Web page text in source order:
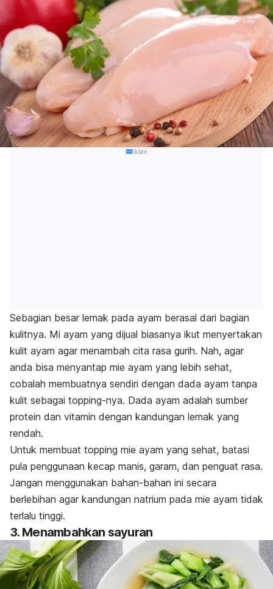
Iklan
Sebagian besar lemak pada ayam berasal dari bagian
kulitnya. Mi ayam yang dijual biasanya ikut menyertakan
kulit ayam agar menambah cita rasa gurih. Nah, agar
anda bisa menyantap mie ayam yang lebih sehat,
cobalah membuatnya sendiri dengan dada ayam tanpa
kulit sebagai topping-nya. Dada ayam adalah sumber
protein dan vitamin dengan kandungan lemak yang
rendah.
Untuk membuat topping mie ayam yang sehat, batasi
pula penggunaan kecap manis, garam, dan penguat rasa.
Jangan menggunakan bahan-bahan ini secara
berlebihan agar kandungan natrium pada mie ayam tidak
terlalu tinggi.
3. Menambahkan sayuran